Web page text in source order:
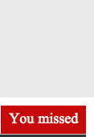
You missed